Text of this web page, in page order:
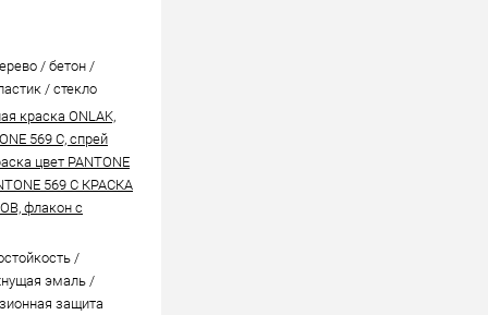
/ бетон /
/ стекло
краска ONLAK,
569 C, спрей
цвет PANTONE
569 C КРАСКА
флакон с
/
эмаль /
защита